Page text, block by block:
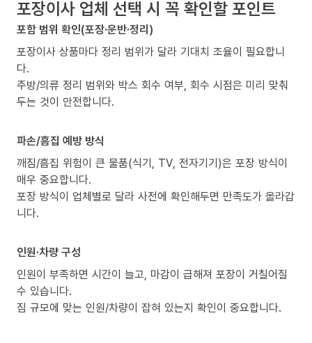
포장이사 업체 선택 시 꼭 확인할 포인트
포함 범위 확인(포장·운반·정리)
포장이사 상품마다 정리 범위가 달라 기대치 조율이 필요합니
다.
주방/의류 정리 범위와 박스 회수 여부, 회수 시점은 미리 맞춰
두는 것이 안전합니다.
파손/흠집 예방 방식
깨짐/흠집 위험이 큰 물품(식기, TV, 전자기기)은 포장 방식이
매우 중요합니다.
포장 방식이 업체별로 달라 사전에 확인해두면 만족도가 올라갑
니다.
인원·차량 구성
인원이 부족하면 시간이 늘고, 마감이 급해져 포장이 거칠어질
수 있습니다.
짐 규모에 맞는 인원/차량이 잡혀 있는지 확인이 중요합니다.